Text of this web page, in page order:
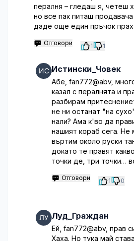
пералня – гледаш я, четеш
но все пак питаш
даде още един пръчок прах
Отговори 1 1
Истински_Човек
Абе, fan772@abv,
казал с пералнята и
разбирам
не ни останат "на
нали? Ама к'во да
нашият кораб сега.
въртим около руски
докато те правят
точки де, три точки…
Отговори 1 0
Луд_Граждан
Ей, fan772@abv, прав
Хаха. Но тука май